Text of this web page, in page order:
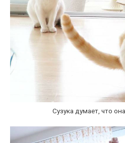
Сузука думает, что